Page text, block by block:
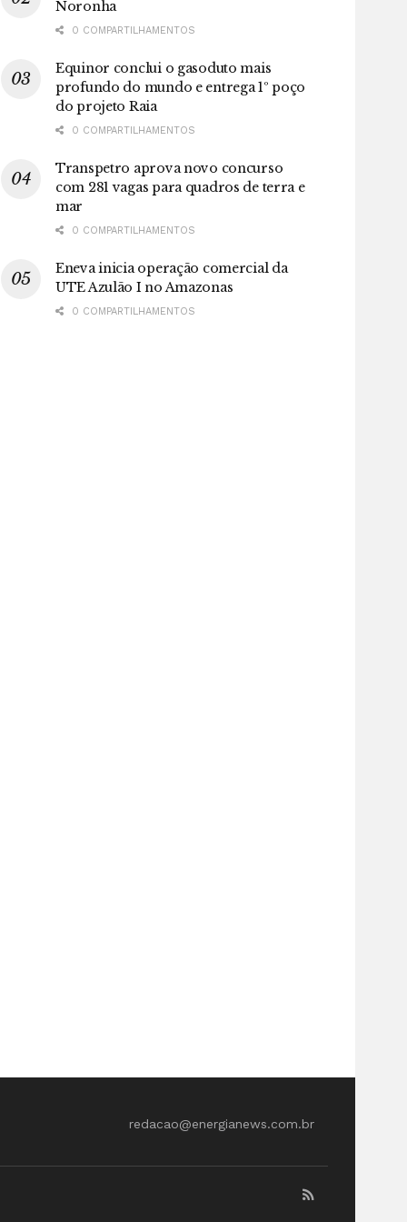
Noronha
0 COMPARTILHAMENTOS
Equinor conclui o gasoduto mais
profundo do mundo e entrega 1º poço
do projeto Raia
0 COMPARTILHAMENTOS
Transpetro aprova novo concurso
com 281 vagas para quadros de terra e
mar
0 COMPARTILHAMENTOS
Eneva inicia operação comercial da
UTE Azulão I no Amazonas
0 COMPARTILHAMENTOS
redacao@energianews.com.br